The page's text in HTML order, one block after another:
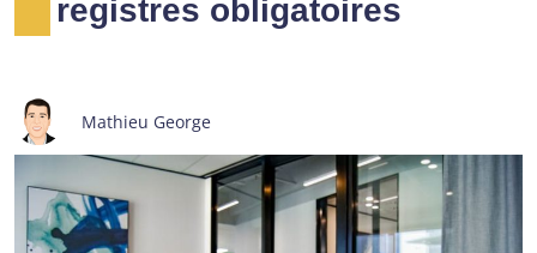
registres obligatoires
Mathieu George